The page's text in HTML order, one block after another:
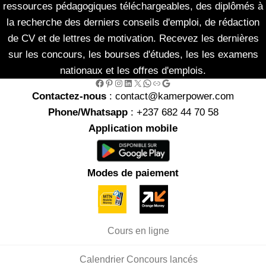
ressources pédagogiques téléchargeables, des diplômés à
la recherche des derniers conseils d'emploi, de rédaction
de CV et de lettres de motivation. Recevez les dernières
sur les concours, les bourses d'études, les les examens
nationaux et les offres d'emplois.
Facebook Pinterest Instagram LinkedIn X WhatsApp Link Google
Contactez-nous : contact@kamerpower.com
Phone/Whatsapp: +237 682 44 70 58
Application mobile
Modes de paiement
Cours en ligne
Calendrier Concours lancés